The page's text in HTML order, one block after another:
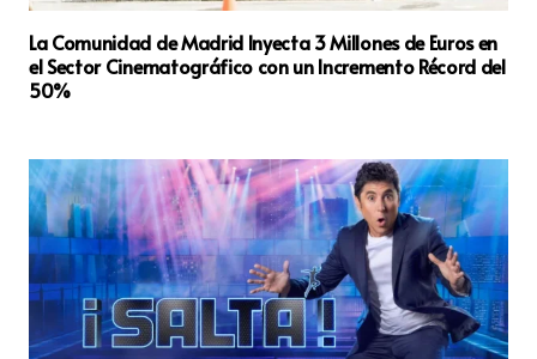
La Comunidad de Madrid Inyecta 3 Millones de Euros en
el Sector Cinematográfico con un Incremento Récord del
50%